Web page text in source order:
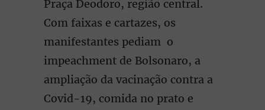
Praça Deodoro, região central.
Com faixas e cartazes, os
manifestantes pediam o
impeachment de Bolsonaro, a
ampliação da vacinação contra a
Covid-19, comida no prato e